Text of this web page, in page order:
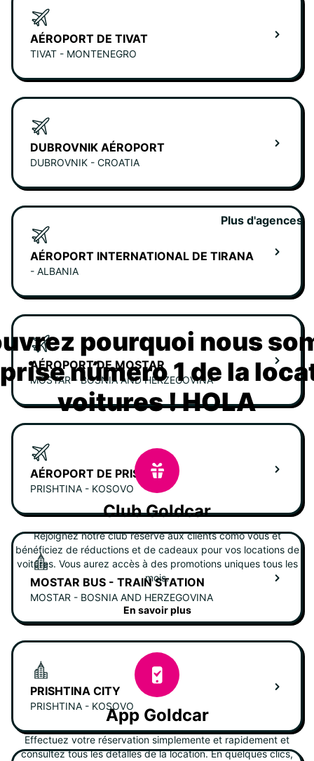
AÉROPORT DE TIVAT
TIVAT - MONTENEGRO
DUBROVNIK AÉROPORT
DUBROVNIK - CROATIA
AÉROPORT INTERNATIONAL DE TIRANA
- ALBANIA
AÉROPORT DE MOSTAR
MOSTAR - BOSNIA AND HERZEGOVINA
AÉROPORT DE PRISTINA
PRISHTINA - KOSOVO
MOSTAR BUS - TRAIN STATION
MOSTAR - BOSNIA AND HERZEGOVINA
PRISHTINA CITY
PRISHTINA - KOSOVO
Plus d'agences
pourquoi nous
número 1 de la
voitures ! HOLA
Club Goldcar
Rejoignez notre club réservé aux clients como vous et
bénéficiez de réductions et de cadeaux pour vos locations de
voitures. Vous aurez accès à des promotions uniques tous les
mois.
En savoir plus
App Goldcar
Effectuez votre réservation simplemente et rapidement et
consultez tous les detalles de la location. En quelques clics,